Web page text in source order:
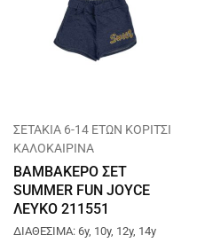
ΣΕΤΑΚΙΑ 6-14 ΕΤΩΝ ΚΟΡΙΤΣΙ
ΚΑΛΟΚΑΙΡΙΝΑ
ΒΑΜΒΑΚΕΡΟ ΣΕΤ
SUMMER FUN JOYCE
ΛΕΥΚΟ 211551
ΔΙΑΘΕΣΙΜΑ: 6y, 10y, 12y, 14y